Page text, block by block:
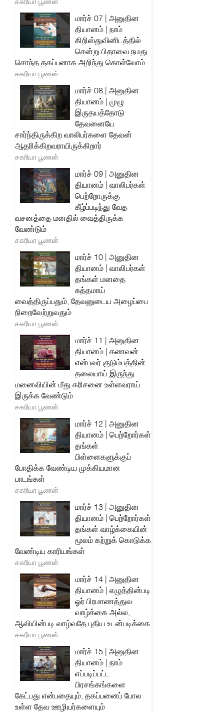
மார்ச் 07 | அனுதின
தியானம் | நாம்
கிறிஸ்துவினிடத்தில்
சென்று பிதாவை நமது
சொந்த தகப்பனாக அறிந்து கொள்வோம்
சகரியா பூணன்
மார்ச் 08 | அனுதின
தியானம் | முழு
இருதயத்தோடு
தேவனையே
சார்ந்திருக்கிற வாலிபர்களை தேவன்
ஆதரிக்கிறவராயிருக்கிறார்
சகரியா பூணன்
மார்ச் 09 | அனுதின
தியானம் | வாலிபர்கள்
பெற்றோருக்கு
கீழ்ப்படிந்து வேத
வசனத்தை மனதில் வைத்திருக்க
வேண்டும்
சகரியா பூணன்
மார்ச் 10 | அனுதின
தியானம் | வாலிபர்கள்
தங்கள் மனதை
சுத்தமாய்
வைத்திருப்பதும், தேவனுடைய அழைப்பை
நிறைவேற்றுவதும்
சகரியா பூணன்
மார்ச் 11 | அனுதின
தியானம் | கணவன்
என்பவர் குடும்பத்தின்
தலையாய் இருந்து
மனைவியின் மீது கரிசனை உள்ளவராய்
இருக்க வேண்டும்
சகரியா பூணன்
மார்ச் 12 | அனுதின
தியானம் | பெற்றோர்கள்
தங்கள்
பிள்ளைகளுக்குப்
போதிக்க வேண்டிய முக்கியமான
பாடங்கள்
சகரியா பூணன்
மார்ச் 13 | அனுதின
தியானம் | பெற்றோர்கள்
தங்கள் வாழ்க்கையின்
மூலம் கற்றுக் கொடுக்க
வேண்டிய காரியங்கள்
சகரியா பூணன்
மார்ச் 14 | அனுதின
தியானம் | எழுத்தின்படி
ஓர் பிரமாணத்துவ
வாழ்க்கை அல்ல,
ஆவியின்படி வாழ்வதே புதிய உடன்படிக்கை
சகரியா பூணன்
மார்ச் 15 | அனுதின
தியானம் | நாம்
எப்படிப்பட்ட
பிரசங்கங்களை
கேட்பது என்பதையும், தகப்பனைப் போல
உள்ள தேவ ஊழியர்களையும்